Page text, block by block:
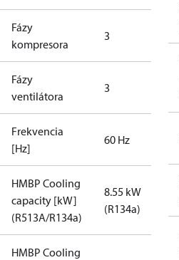
Fázy
kompresora
3
Fázy
ventilátora
3
Frekvencia
[Hz]
60 Hz
HMBP Cooling
capacity [kW]
(R513A/R134a)
8.55 kW
(R134a)
HMBP Cooling